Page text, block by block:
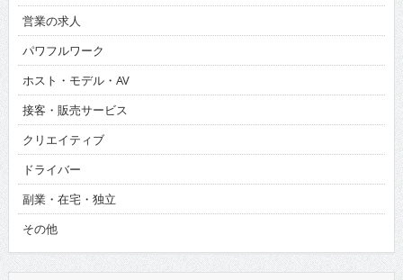
営業の求人
パワフルワーク
ホスト・モデル・AV
接客・販売サービス
クリエイティブ
ドライバー
副業・在宅・独立
その他